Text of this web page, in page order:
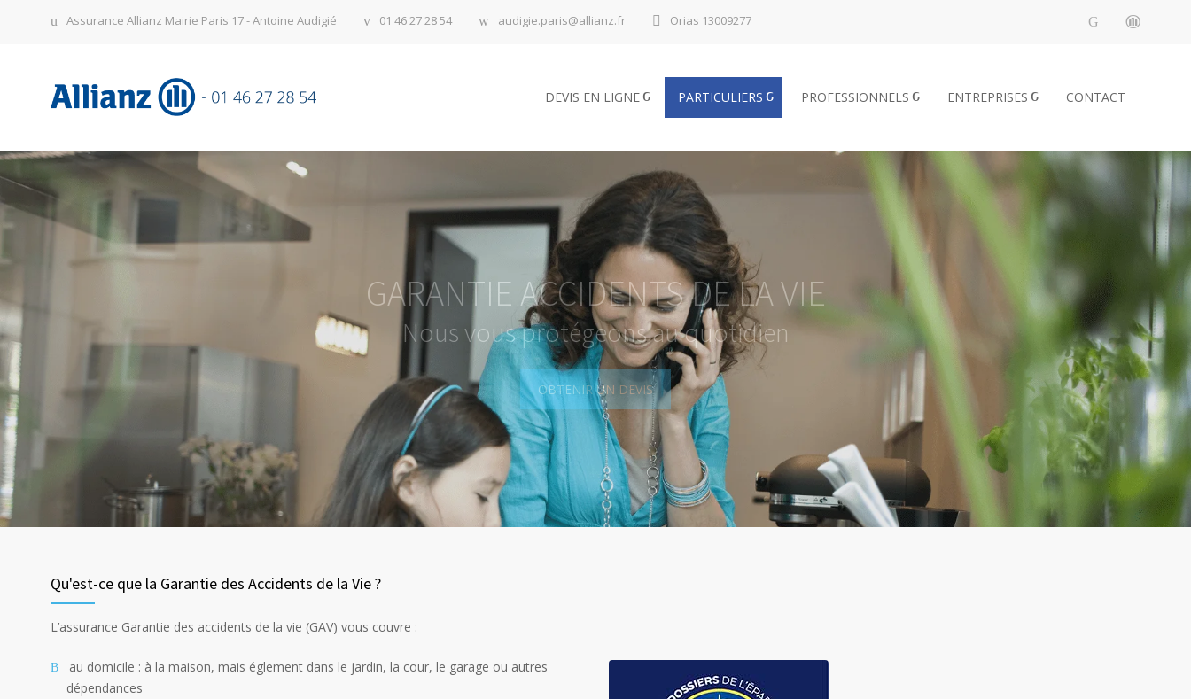
Assurance Allianz Mairie Paris 17 - Antoine Audigié 01 46 27 28 54 audigie.paris@allianz.fr Orias 13009277
DEVIS EN LIGNE PARTICULIERS PROFESSIONNELS ENTREPRISES CONTACT
GARANTIE ACCIDENTS DE LA VIE
Nous vous protégeons au quotidien
OBTENIR UN DEVIS
Qu'est-ce que la Garantie des Accidents de la Vie ?
L’assurance Garantie des accidents de la vie (GAV) vous couvre :
au domicile : à la maison, mais églement dans le jardin, la cour, le garage ou autres
dépendances